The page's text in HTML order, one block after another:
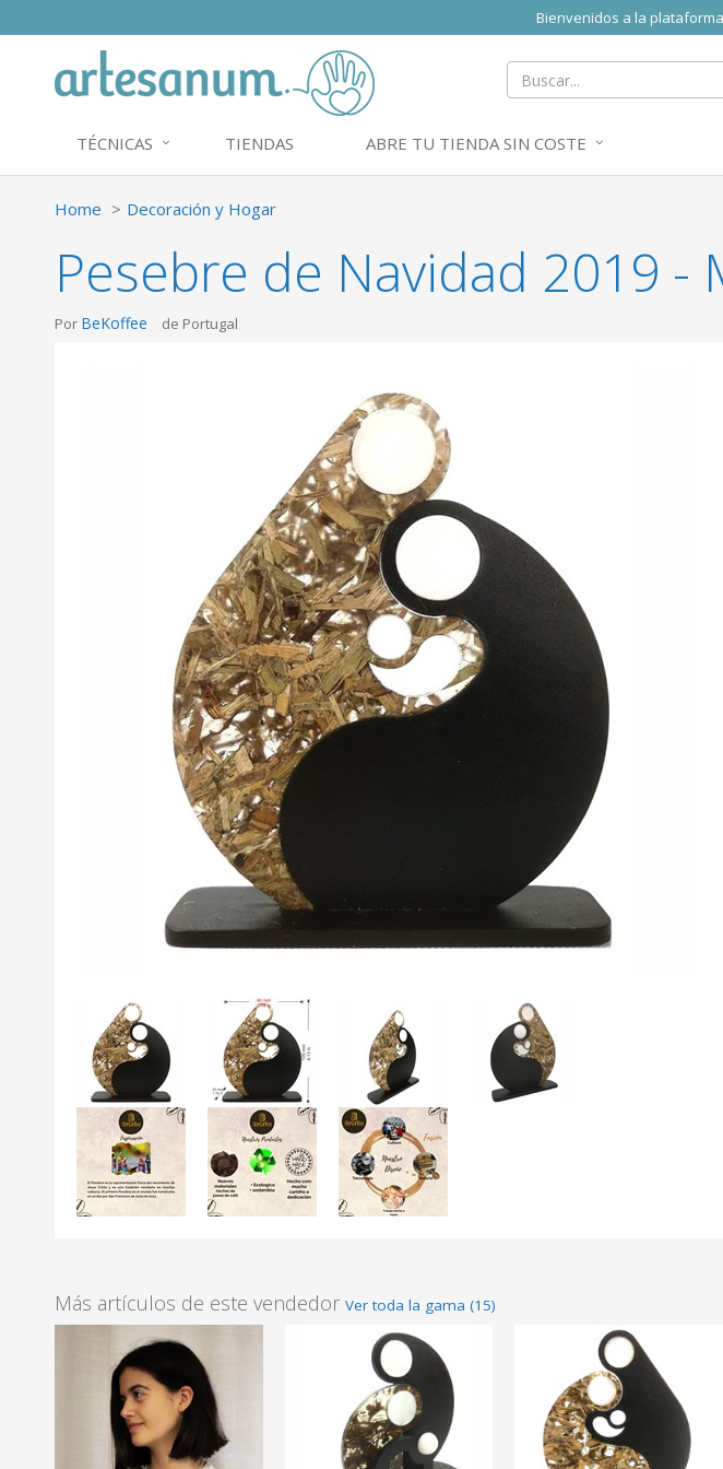
Bienvenidos a la
TÉCNICAS TIENDAS ABRE TU TIENDA SIN COSTE
Home Decoración y Hogar
Pesebre de Navidad 2019 -
Por BeKoffee de Portugal
Más artículos de este vendedor Ver toda la gama (15)